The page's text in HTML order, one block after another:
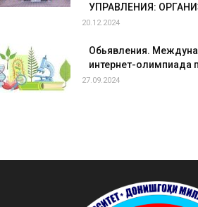
УПРАВЛЕНИЯ:
20.12.2024
Обьявления.
интернет-олимпиада
27.09.2024